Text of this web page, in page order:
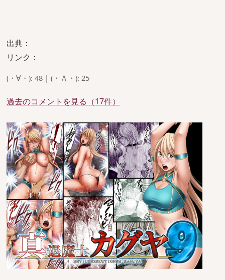
出典：
リンク：
(・∀・): 48 | (・Ａ・): 25
過去のコメントを見る（17件）